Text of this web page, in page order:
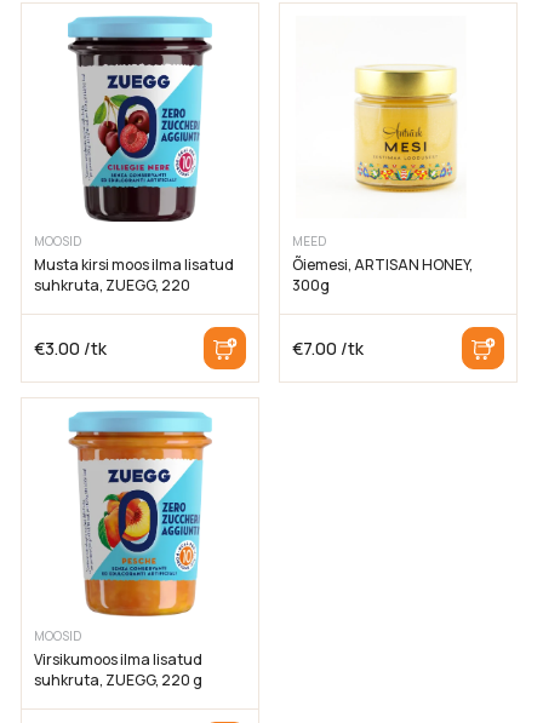
MOOSID
Musta kirsi moos ilma lisatud
suhkruta, ZUEGG, 220
€3.00 /tk
MEED
Õiemesi, ARTISAN HONEY,
300g
€7.00 /tk
MOOSID
Virsikumoos ilma lisatud
suhkruta, ZUEGG, 220 g